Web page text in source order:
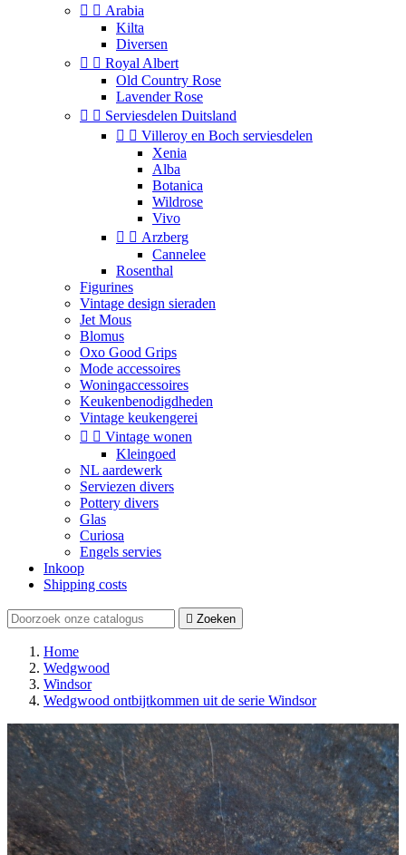
  Arabia
Kilta
Diversen
  Royal Albert
Old Country Rose
Lavender Rose
  Serviesdelen Duitsland
  Villeroy en Boch serviesdelen
Xenia
Alba
Botanica
Wildrose
Vivo
  Arzberg
Cannelee
Rosenthal
Figurines
Vintage design sieraden
Jet Mous
Blomus
Oxo Good Grips
Mode accessoires
Woningaccessoires
Keukenbenodigdheden
Vintage keukengerei
  Vintage wonen
Kleingoed
NL aardewerk
Serviezen divers
Pottery divers
Glas
Curiosa
Engels servies
Inkoop
Shipping costs
 Zoeken
Home
Wedgwood
Windsor
Wedgwood ontbijtkommen uit de serie Windsor